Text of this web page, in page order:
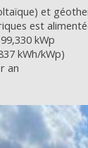
et
est
kWp
kWh/kWp)
an